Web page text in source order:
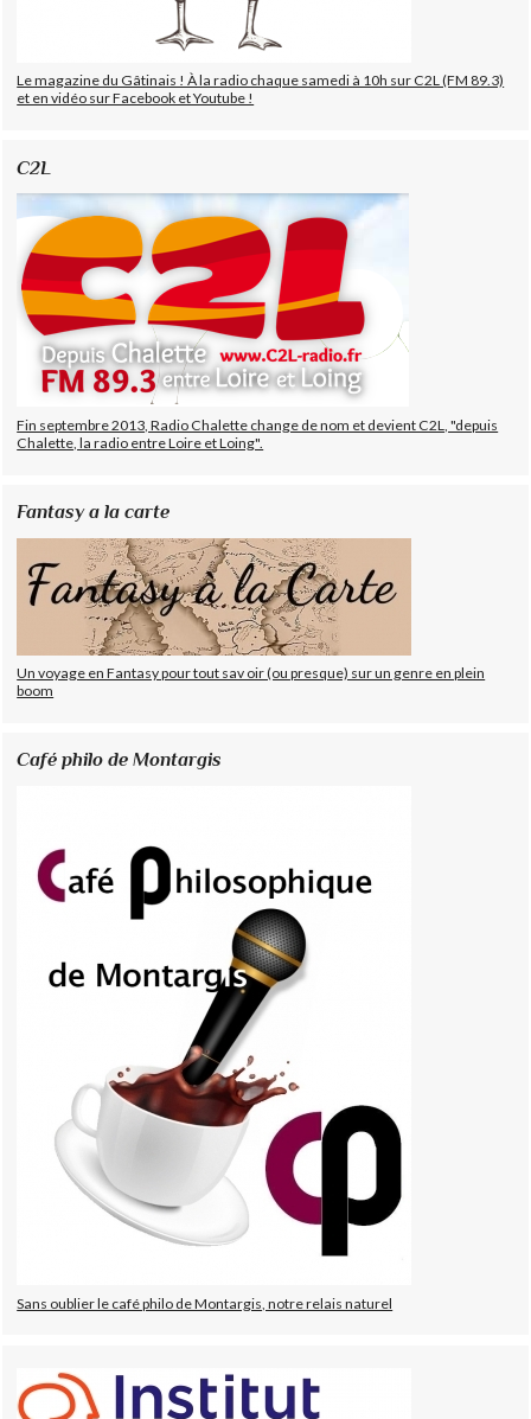
Le magazine du Gâtinais ! À la radio chaque samedi à 10h sur C2L (FM 89.3)
et en vidéo sur Facebook et Youtube !
C2L
Fin septembre 2013, Radio Chalette change de nom et devient C2L, "depuis
Chalette, la radio entre Loire et Loing".
Fantasy a la carte
Un voyage en Fantasy pour tout sav oir (ou presque) sur un genre en plein
boom
Café philo de Montargis
Sans oublier le café philo de Montargis, notre relais naturel